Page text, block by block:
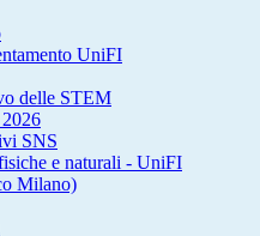
UniFI
delle STEM
SNS
e naturali - UniFI
Milano)